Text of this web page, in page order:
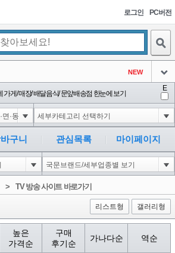
로그인 PC버전
NEW
아이콘
아이콘
지
아이콘
NEW
탕
아이콘
-16
가게/ 매장/ 배달음식/ 문앞배송점 한눈에 보기
E
구니 관심목록 마이페이지
> TV 방송 사이트 바로가기
리스트형 갤러리형
높은
가격순
구매
후기순
가나다순 역순